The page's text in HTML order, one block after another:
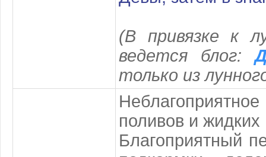
(В привязке к
ведется блог:
только из
поливов и жидких
Благоприятный